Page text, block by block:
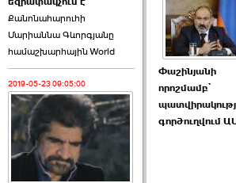
Ռուբեն Ռուբինյանը ›››
2026-06-23 21:28:00
«Ժողովուրդ»-ը
հերթական ›››
Քանոնահարուհի
Մարիաննա Գևորգյանը
համաշխարհային World
2019-05-23 09:05:00
Փաշինյանի
որոշմամբ՝
գործուղվում